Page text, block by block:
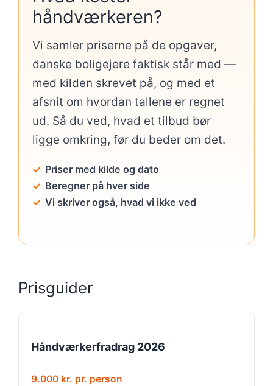
håndværkeren?
Vi samler priserne på de opgaver,
danske boligejere faktisk står med —
med kilden skrevet på, og med et
afsnit om hvordan tallene er regnet
ud. Så du ved, hvad et tilbud bør
ligge omkring, før du beder om det.
Priser med kilde og dato
Beregner på hver side
Vi skriver også, hvad vi ikke ved
Prisguider
Håndværkerfradrag 2026
9.000 kr. pr. person